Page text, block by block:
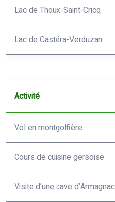
Lac de Thoux-Saint-Cricq
Lac de Castéra-Verduzan
Activité
Vol en montgolfière
Cours de cuisine gersoise
Visite d’une cave d’Armagnac